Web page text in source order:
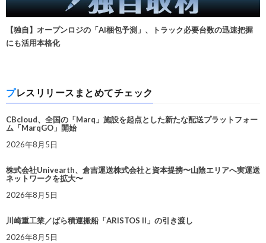
【独自】オープンロジの「AI梱包予測」、トラック必要台数の迅速把握
にも活用本格化
プレスリリースまとめてチェック
CBcloud、全国の「Marq」施設を起点とした新たな配送プラットフォー
ム「MarqGO」開始
2026年8月5日
株式会社Univearth、倉吉運送株式会社と資本提携〜山陰エリアへ実運送
ネットワークを拡大〜
2026年8月5日
川崎重工業／ばら積運搬船「ARISTOS II」の引き渡し
2026年8月5日